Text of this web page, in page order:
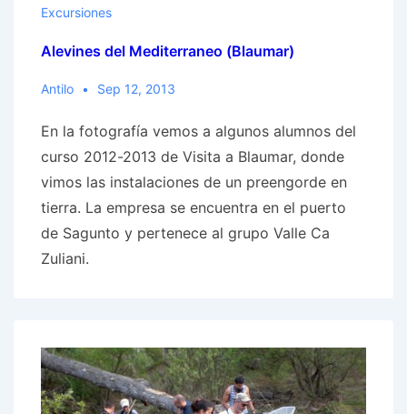
Excursiones
Alevines del Mediterraneo (Blaumar)
Antilo Sep 12, 2013
En la fotografía vemos a algunos alumnos del
curso 2012-2013 de Visita a Blaumar, donde
vimos las instalaciones de un preengorde en
tierra. La empresa se encuentra en el puerto
de Sagunto y pertenece al grupo Valle Ca
Zuliani.